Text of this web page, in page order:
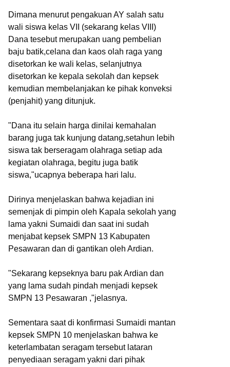
Dimana menurut pengakuan AY salah satu
wali siswa kelas VII (sekarang kelas VIII)
Dana tesebut merupakan uang pembelian
baju batik,celana dan kaos olah raga yang
disetorkan ke wali kelas, selanjutnya
disetorkan ke kepala sekolah dan kepsek
kemudian membelanjakan ke pihak konveksi
(penjahit) yang ditunjuk.
"Dana itu selain harga dinilai kemahalan
barang juga tak kunjung datang,setahun lebih
siswa tak berseragam olahraga setiap ada
kegiatan olahraga, begitu juga batik
siswa,"ucapnya beberapa hari lalu.
Dirinya menjelaskan bahwa kejadian ini
semenjak di pimpin oleh Kapala sekolah yang
lama yakni Sumaidi dan saat ini sudah
menjabat kepsek SMPN 13 Kabupaten
Pesawaran dan di gantikan oleh Ardian.
"Sekarang kepseknya baru pak Ardian dan
yang lama sudah pindah menjadi kepsek
SMPN 13 Pesawaran ,"jelasnya.
Sementara saat di konfirmasi Sumaidi mantan
kepsek SMPN 10 menjelaskan bahwa ke
keterlambatan seragam tersebut lataran
penyediaan seragam yakni dari pihak